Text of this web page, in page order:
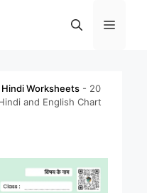
Menu
Hindi Worksheets - 20
and English Chart